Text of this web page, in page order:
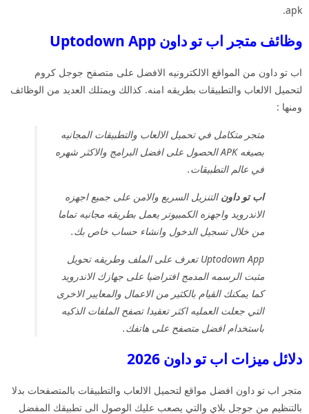
apk.
وظائف متجر اب تو داون Uptodown App
اب تو داون من المواقع الالكترونيه الافضل على متصفح جوجل كروم
لتحميل الالعاب والتطبيقات بطريقه امنه. كذالك ويمتلك العديد من الوظائف
ومنها :
متجر متكامل في تحميل الالعاب والتطبيقات المجانيه
بصيغه APK الحصول على افضل البرامج والاكثر شهره
في عالم التطبيقات.
اب تو داون التنزيل السريع والامن على جميع اجهزه
الاندرويد واجهزه الكمبيوتر يعمل بطريقه مجانيه تماما
من خلال تسجيل الدخول وانشاء حساب خاص بك.
Uptodown App تعرف على الملف وطريقه تحويل
مثبت الرسمه المدمج افتراضيا على جهازك الاندرويد
كما يمكنك القيام بالكثير من الاعمال والمعايير الاخرى
التي جعلت العمليه اكثر تعقيدا تصفح الملفات الذكيه
باستخدام افضل متصفح على هاتفك.
دلائل ميزات اب تو داون 2026
متجر اب تو داون افضل مواقع لتحميل الالعاب والتطبيقات بالمتصفحات بدلا
بالتنظيم من جوجل بلاي والتي يصعب عليك الوصول الى تطبيقك المفضل